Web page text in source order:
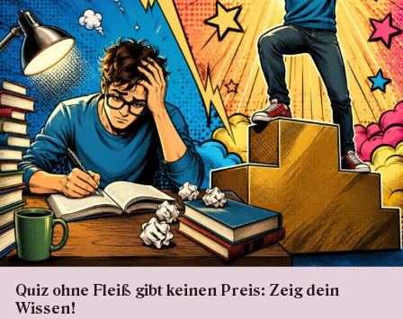
Quiz ohne Fleiß gibt keinen Preis: Zeig dein
Wissen!